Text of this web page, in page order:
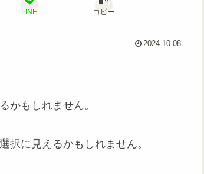
LINE コピー
2024.10.08
かもしれません。
択に見えるかもしれません。